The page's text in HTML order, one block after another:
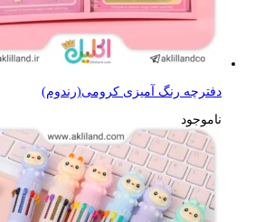
دفترچه رنگ آمیزی کرومی(رندوم)
ناموجود